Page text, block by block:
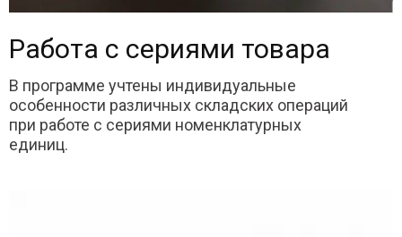
Работа с сериями товара
В программе учтены индивидуальные
особенности различных складских операций
при работе с сериями номенклатурных
единиц.